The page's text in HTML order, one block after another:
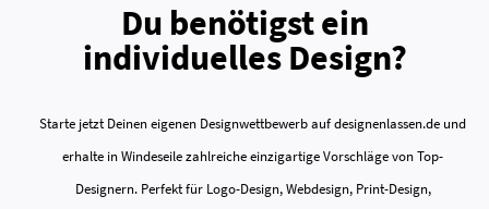
Du benötigst ein
individuelles Design?
Starte jetzt Deinen eigenen Designwettbewerb auf designenlassen.de und
erhalte in Windeseile zahlreiche einzigartige Vorschläge von Top-
Designern. Perfekt für Logo-Design, Webdesign, Print-Design,